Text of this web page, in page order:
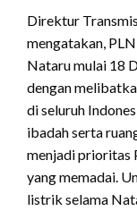
Direktur
mengatakan,
Nataru mulai 18
dengan
di seluruh
ibadah serta
menjadi prioritas
yang memadai.
listrik selama